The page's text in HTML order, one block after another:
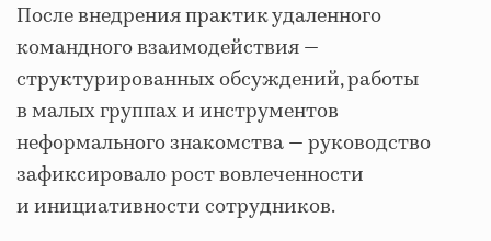
После внедрения практик удаленного
командного взаимодействия —
структурированных обсуждений, работы
в малых группах и инструментов
неформального знакомства — руководство
зафиксировало рост вовлеченности
и инициативности сотрудников.